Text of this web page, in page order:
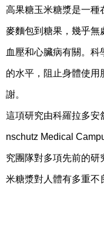
高果糖玉米糖漿是一種
麥麵包到糖果，幾乎無
血壓和心臟病有關。
的水平，阻止身體使用
謝。
這項研究由科羅拉多安
nschutz Medical
究團隊對多項先前的研
米糖漿對人體有多重不